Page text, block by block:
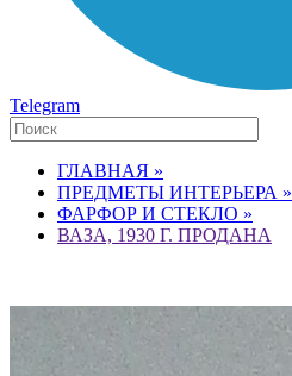
Telegram
ГЛАВНАЯ »
ПРЕДМЕТЫ ИНТЕРЬЕРА »
ФАРФОР И СТЕКЛО »
ВАЗА, 1930 Г. ПРОДАНА